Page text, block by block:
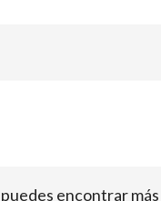
puedes encontrar